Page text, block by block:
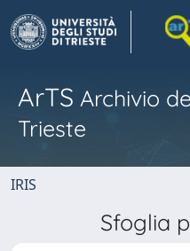
ArTS Archivio
Trieste
IRIS
Sfoglia